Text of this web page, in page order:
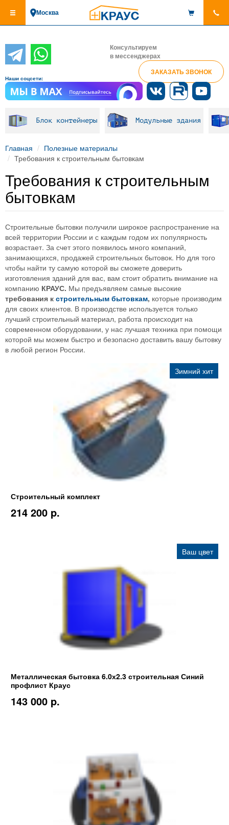
основному
Москва
Консультируем
в мессенджерах
ЗАКАЗАТЬ ЗВОНОК
Наши соцсети:
Блок контейнеры Модульные здания
Главная
Полезные материалы
Требования к строительным бытовкам
Требования к строительным
бытовкам
Строительные бытовки получили широкое распространение на
всей территории России и с каждым годом их популярность
возрастает. За счет этого появилось много компаний,
занимающихся, продажей строительных бытовок. Но для того
чтобы найти ту самую которой вы сможете доверить
изготовления зданий для вас, вам стоит обратить внимание на
компанию КРАУС. Мы предъявляем самые высокие
требования к строительным бытовкам, которые производим
для своих клиентов. В производстве используется только
лучший строительный материал, работа происходит на
современном оборудовании, у нас лучшая техника при помощи
которой мы можем быстро и безопасно доставить вашу бытовку
в любой регион России.
Зимний хит
Строительный комплект
214 200 p.
Ваш цвет
Металлическая бытовка 6.0х2.3 строительная Синий
профлист Краус
143 000 p.